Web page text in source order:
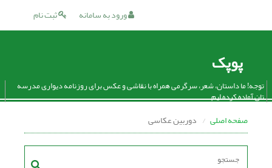
ثبت نام ورود به سامانه
پوپک
توجه! ما داستان، شعر، سرگرمی همراه با نقاشی و عکس برای روزنامه دیواری مدرسه
تان آماده کرده ایم.
صفحه اصلی دوربین عکاسی